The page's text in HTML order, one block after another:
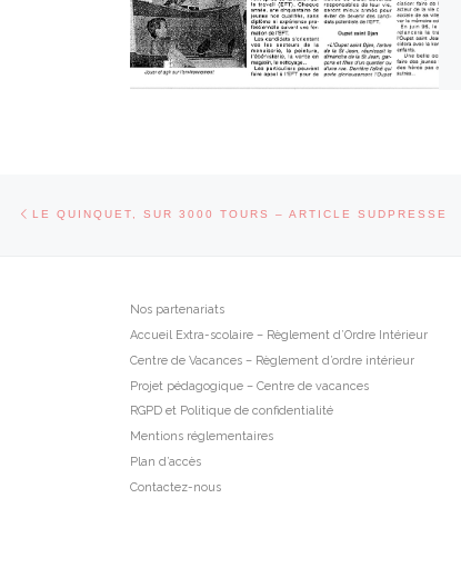
Parcourir les articles
LE QUINQUET, SUR 3000 TOURS – ARTICLE SUDPRESSE
Nos partenariats
Accueil Extra-scolaire – Règlement d’Ordre Intérieur
Centre de Vacances – Règlement d’ordre intérieur
Projet pédagogique – Centre de vacances
RGPD et Politique de confidentialité
Mentions réglementaires
Plan d’accès
Contactez-nous